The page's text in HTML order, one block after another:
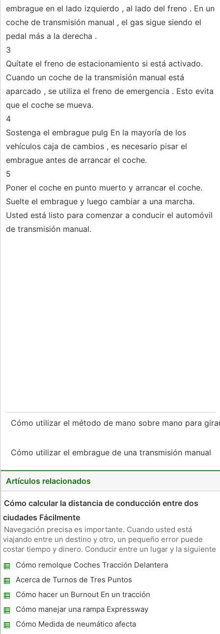
embrague en el lado izquierdo , al lado del freno . En un
coche de transmisión manual , el gas sigue siendo el
pedal más a la derecha .
3
Quítate el freno de estacionamiento si está activado.
Cuando un coche de la transmisión manual está
aparcado , se utiliza el freno de emergencia . Esto evita
que el coche se mueva.
4
Sostenga el embrague pulg En la mayoría de los
vehículos caja de cambios , es necesario pisar el
embrague antes de arrancar el coche.
5
Poner el coche en punto muerto y arrancar el coche.
Suelte el embrague y luego cambiar a una marcha.
Usted está listo para comenzar a conducir el automóvil
de transmisión manual.
Cómo utilizar el método de mano sobre mano para
Cómo utilizar el embrague de una transmisión manual
Artículos relacionados
Cómo calcular la distancia de conducción entre dos
ciudades Fácilmente
Navegación precisa es importante. Cuando usted está
viajando entre un destino y otro, un pequeño error puede
costar tiempo y dinero. Conducir entre un lugar y la siguiente
errores. Afortunadamente, usted puede dirigir con confianza
si se
Cómo remolque Coches Tracción Delantera
Acerca de Turnos de Tres Puntos
Cómo hacer un Burnout En un tracción
delantera
Cómo manejar una rampa Expressway
cerrado
Cómo Medida de neumático afecta